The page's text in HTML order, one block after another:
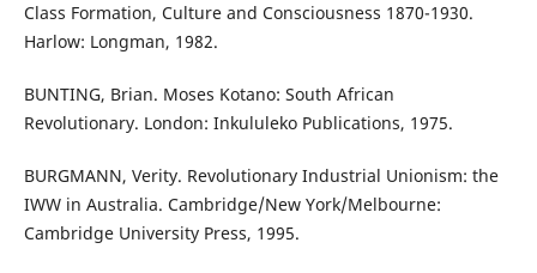
Class Formation, Culture and Consciousness 1870-1930.
Harlow: Longman, 1982.
BUNTING, Brian. Moses Kotano: South African
Revolutionary. London: Inkululeko Publications, 1975.
BURGMANN, Verity. Revolutionary Industrial Unionism: the
IWW in Australia. Cambridge/New York/Melbourne:
Cambridge University Press, 1995.